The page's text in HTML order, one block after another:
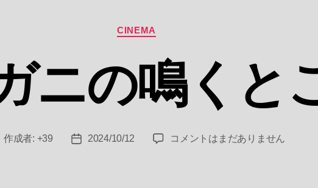
カ
テ
リ
ー
CINEMA
ニの鳴くと
作成者: +39
投
2024/10/12
ザ
コメントはまだありません